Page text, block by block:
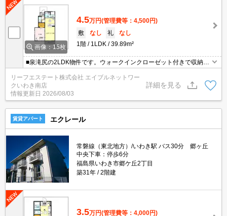
画像：15枚
4.5万円(管理費等：4,500円)
敷
なし 礼
なし
1階
1LDK 39.89m²
■泉滝尻の2LDK物件です。ウォークインクローゼット付きで収納充
実♪♪お申し込みはお早めに♪
リーフエステート株式会社 エイブルネットワー
クいわき南店
情報更新日 2026/08/03
詳細を見る
賃貸アパート エクレール
常磐線（東北地方）/いわき駅 バス30分 郷ヶ丘
中央下車：停歩6分
福島県いわき市郷ケ丘2丁目
築31年
2階建
3.5万円(管理費等：4,000円)